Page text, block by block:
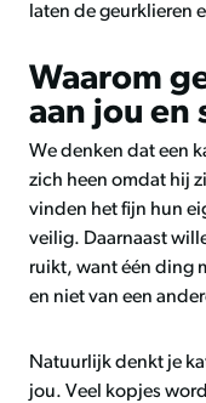
laten de geurklieren
Waarom
aan jou en
We denken dat een
zich heen omdat hij
vinden het fijn hun
veilig. Daarnaast
ruikt, want één ding
en niet van een
Natuurlijk denkt je
jou. Veel kopjes